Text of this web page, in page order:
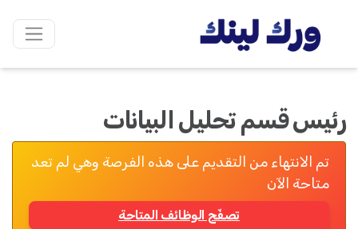
رئيس قسم تحليل البيانات
تم الانتهاء من التقديم على هذه الفرصة وهي لم تعد
متاحة الآن
تصفّح الوظائف المتاحة